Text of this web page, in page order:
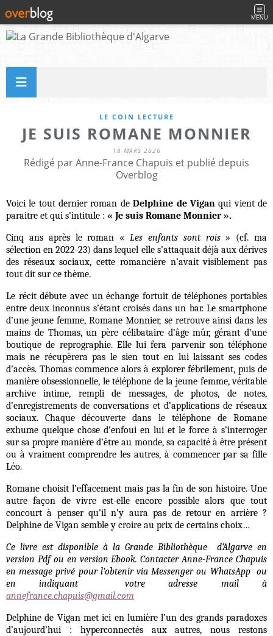
MENU
LE COIN LECTURE
JE SUIS ROMANE MONNIER
18 MARS 2026
Rédigé par Anne-France Chapuis et publié depuis
Overblog
Voici le tout dernier roman deDelphine de Viganqui vient de
paraitre et qui s’intitule : « Je suis Romane Monnier ».
Cinq ans après le roman « Les enfants sont rois» (cf. ma
sélection en 2022-23) dans lequel elle s’attaquait déjà aux dérives
des réseaux sociaux, cette romancière n’avait visiblement pas
tout dit sur ce thème.
Le récit débute avec un échange fortuit de téléphones portables
entre deux inconnus s’étant croisés dans un bar. Le smartphone
d’une jeune femme, Romane Monnier, se retrouve ainsi dans les
mains de Thomas, un père célibataire d’âge mûr, gérant d’une
boutique de reprographie. Elle lui fera parvenir son téléphone
mais ne récupèrera pas le sien tout en lui laissant ses codes
d’accès. Thomas commence alors à explorer fébrilement, puis de
manière obsessionnelle, le téléphone de la jeune femme, véritable
archive intime, rempli de messages, de photos, de notes,
d’enregistrements de conversations et d’applications de réseaux
sociaux. Chaque découverte dans le téléphone de Romane
exhume quelque chose d’enfoui en lui et le force à s’interroger
sur sa propre manière d’être au monde, sa capacité à être présent
ou à vraiment comprendre les autres, à commencer par sa fille
Léo.
Romane choisit l’effacement mais pas la fin de son histoire. Une
autre façon de vivre est-elle encore possible alors que tout
concourt à penser qu’il n’y aura pas de retour en arrière ?
Delphine de Vigan semble y croire au prix de certains choix…
Ce livre est disponible à la Grande Bibliothèque d’Algarve en
version Pdf ou en version Ebook. Contacter Anne-France Chapuis
en message privé pour l’obtenir via Messenger ou WhatsApp ou
en indiquant votre adresse mail à
annefrance.chapuis@gmail.com
Delphine de Vigan met ici en lumière l’un des grands paradoxes
d’aujourd’hui : hyperconnectés aux autres, nous restons